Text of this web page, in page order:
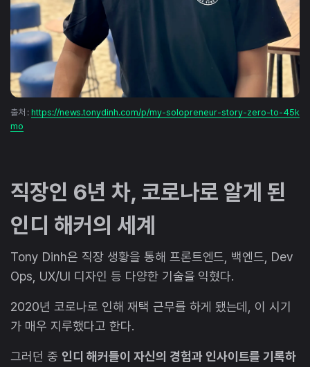
출처 : https://news.tonydinh.com/p/my-solopreneur-story-zero-to-45k
mo
직장인 6년 차, 코로나로 알게 된
인디 해커의 세계
Tony Dinh은 직장 생황을 통해 프론트엔드, 백엔드, Dev
Ops, UX/UI 디자인 등 다양한 기술을 익혔다.
2020년 코로나로 인해 재택 근무를 하게 됐는데, 이 시기
가 매우 지루했다고 한다.
그러던 중 인디 해커들이 자신의 경험과 인사이트를 기록하